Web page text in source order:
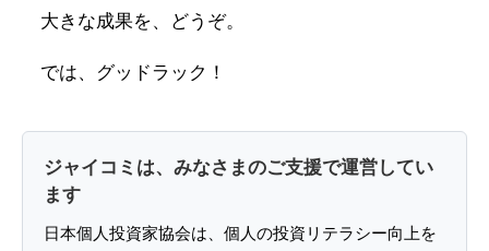
大きな成果を、どうぞ。
では、グッドラック！
ジャイコミは、みなさまのご支援で運営してい
ます
日本個人投資家協会は、個人の投資リテラシー向上を